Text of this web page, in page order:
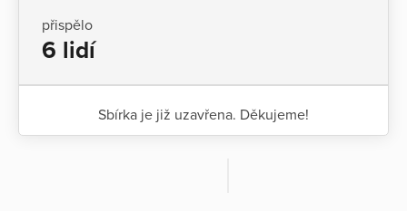
přispělo
6 lidí
Sbírka je již uzavřena. Děkujeme!